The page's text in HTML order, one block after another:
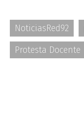
NoticiasRed92
Protesta Docente